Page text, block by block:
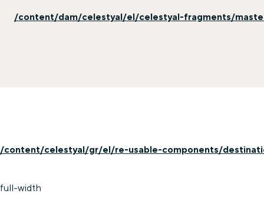
/content/dam/celestyal/el/celestyal-fragments/
/content/celestyal/gr/el/re-usable-components/
full-width